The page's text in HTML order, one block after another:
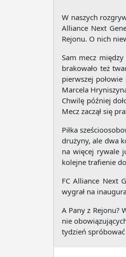
W naszych
Alliance Next
Rejonu. O nich
Sam mecz
brakowało też
pierwszej
Marcela
Chwilę później
Mecz zaczął się
Piłka
drużyny, ale dwa
na więcej rywale
kolejne trafienie
FC Alliance Next
wygrał na
A Pany z Rejonu?
nie
tydzień